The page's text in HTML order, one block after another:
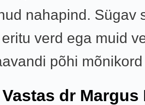
nahapind. Sügav
verd ega muid
põhi mõnikord
Vastas dr Margus